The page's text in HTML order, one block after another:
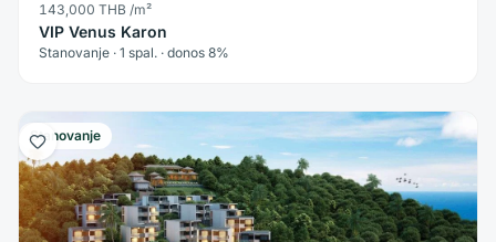
143,000 THB /m²
VIP Venus Karon
Stanovanje · 1 spal. · donos 8%
Stanovanje